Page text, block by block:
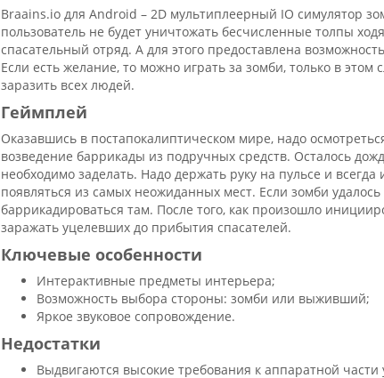
Braains.io для Android – 2D мультиплеерный IO симулятор
пользователь не будет уничтожать бесчисленные толпы
спасательный отряд. А для этого предоставлена
Если есть желание, то можно играть за зомби, только в
заразить всех людей.
Геймплей
Оказавшись в постапокалиптическом мире, надо
возведение баррикады из подручных средств. Осталось
необходимо заделать. Надо держать руку на пульсе и
появляться из самых неожиданных мест. Если зомби
баррикадироваться там. После того, как произошло
заражать уцелевших до прибытия спасателей.
Ключевые особенности
Интерактивные предметы интерьера;
Возможность выбора стороны: зомби или выживший;
Яркое звуковое сопровождение.
Недостатки
Выдвигаются высокие требования к аппаратной части